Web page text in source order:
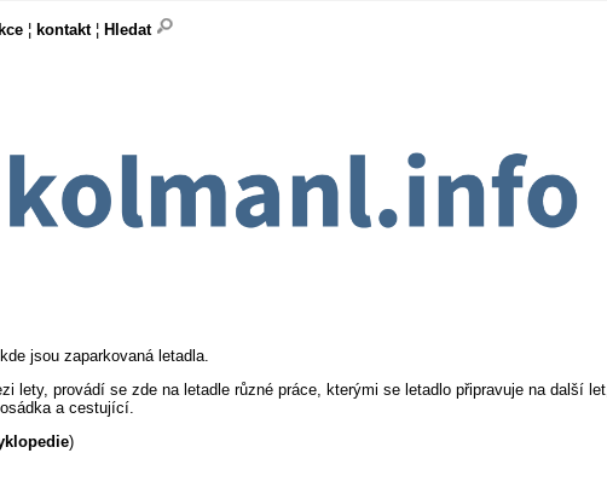
¦ kontakt¦ Hledat
jsou zaparkovaná letadla.
lety, provádí se zde na letadle různé práce, kterými se letadlo připravuje na další let,
a cestující.
)